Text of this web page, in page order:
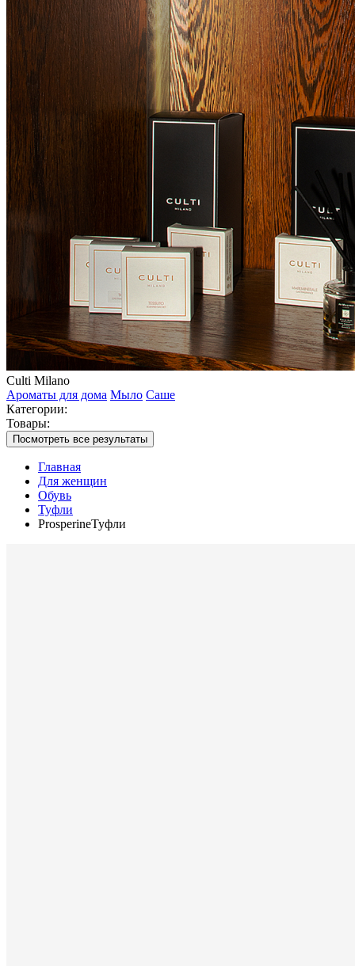
Culti Milano
Ароматы для дома Мыло Саше
Категории:
Товары:
Посмотреть все результаты
Главная
Для женщин
Обувь
Туфли
ProsperineТуфли